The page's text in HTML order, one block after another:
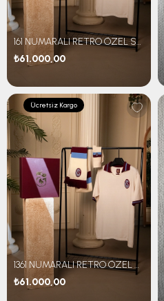
161 NUMARALI RETRO ÖZEL SET
₺61.000,00
1361 NUMARALI RETRO ÖZEL SET
₺61.000,00
Ücretsiz Kargo